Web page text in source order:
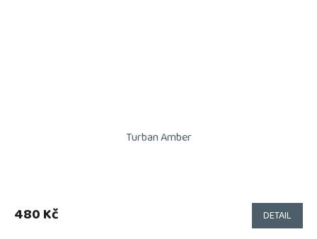
Turban Amber
produktu
480 Kč DETAIL